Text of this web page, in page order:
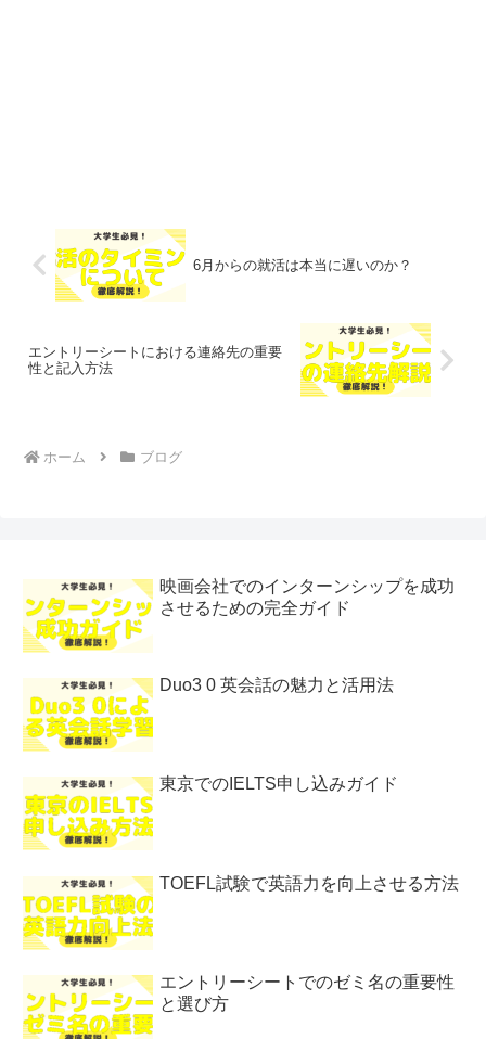
6月からの就活は本当に遅いのか？
エントリーシートにおける連絡先の重要
性と記入方法
ホーム ブログ
映画会社でのインターンシップを成功
させるための完全ガイド
Duo3 0 英会話の魅力と活用法
東京でのIELTS申し込みガイド
TOEFL試験で英語力を向上させる方法
エントリーシートでのゼミ名の重要性
と選び方